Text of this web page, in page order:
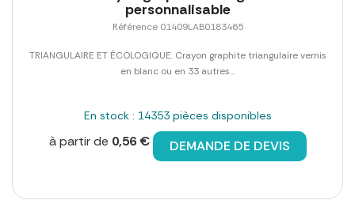
personnalisable
Référence 01409LAB0183465
TRIANGULAIRE ET ÉCOLOGIQUE. Crayon graphite triangulaire vernis
en blanc ou en 33 autres...
En stock : 14353 pièces disponibles
à partir de 0,56 € DEMANDE DE DEVIS